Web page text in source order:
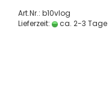
Art.Nr.: b10vlog
Lieferzeit:
ca. 2-3 Tage